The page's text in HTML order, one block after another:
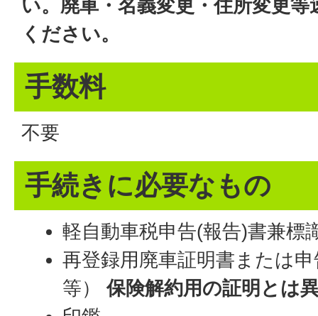
い。廃車・名義変更・住所変更
ください。
手数料
不要
手続きに必要なもの
軽自動車税申告(報告)書兼標
再登録用廃車証明書または
等）保険解約用の証明とは